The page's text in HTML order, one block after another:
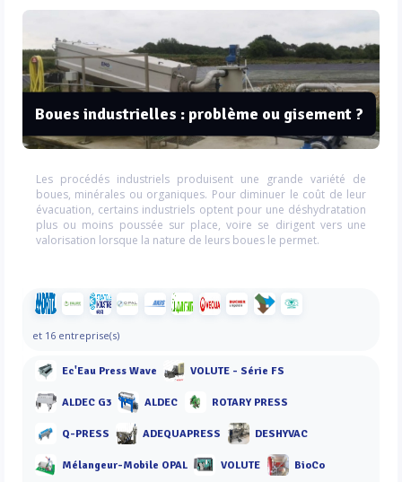
Boues industrielles : problème ou gisement ?
Les procédés industriels produisent une grande variété de
boues, minérales ou organiques. Pour diminuer le coût de leur
évacuation, certains industriels optent pour une déshydratation
plus ou moins poussée sur place, voire se dirigent vers une
valorisation lorsque la nature de leurs boues le permet.
et 16 entreprise(s)
Ec'Eau Press Wave VOLUTE - Série FS
ALDEC G3 ALDEC ROTARY PRESS
Q-PRESS ADEQUAPRESS DESHYVAC
Mélangeur-Mobile OPAL VOLUTE BioCo